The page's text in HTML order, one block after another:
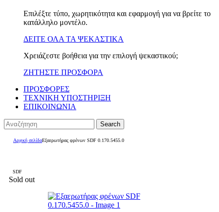
Επιλέξτε τύπο, χωρητικότητα και εφαρμογή για να βρείτε το
κατάλληλο μοντέλο.
ΔΕΙΤΕ ΟΛΑ ΤΑ ΨΕΚΑΣΤΙΚΑ
Χρειάζεστε βοήθεια για την επιλογή ψεκαστικού;
ΖΗΤΗΣΤΕ ΠΡΟΣΦΟΡΑ
ΠΡΟΣΦΟΡΕΣ
ΤΕΧΝΙΚΗ ΥΠΟΣΤΗΡΙΞΗ
ΕΠΙΚΟΙΝΩΝΙΑ
Search
Αρχική σελίδαΕξαερωτήρας φρένων SDF 0.170.5455.0
SDF
Sold out